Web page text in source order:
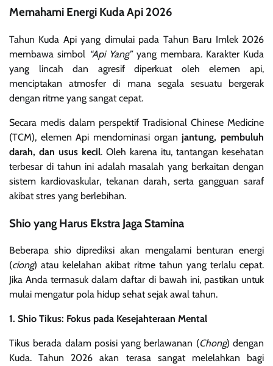
Memahami Energi Kuda Api 2026
Tahun Kuda Api yang dimulai pada Tahun Baru Imlek 2026
membawa simbol “Api Yang”yang membara. Karakter Kuda
yang lincah dan agresif diperkuat oleh elemen api,
menciptakan atmosfer di mana segala sesuatu bergerak
dengan ritme yang sangat cepat.
Secara medis dalam perspektif Tradisional Chinese Medicine
(TCM), elemen Api mendominasi organ jantung, pembuluh
darah, dan usus kecil. Oleh karena itu, tantangan kesehatan
terbesar di tahun ini adalah masalah yang berkaitan dengan
sistem kardiovaskular, tekanan darah, serta gangguan saraf
akibat stres yang berlebihan.
Shio yang Harus Ekstra Jaga Stamina
Beberapa shio diprediksi akan mengalami benturan energi
(ciong) atau kelelahan akibat ritme tahun yang terlalu cepat.
Jika Anda termasuk dalam daftar di bawah ini, pastikan untuk
mulai mengatur pola hidup sehat sejak awal tahun.
1. Shio Tikus: Fokus pada Kesejahteraan Mental
Tikus berada dalam posisi yang berlawanan (Chong) dengan
Kuda. Tahun 2026 akan terasa sangat melelahkan bagi